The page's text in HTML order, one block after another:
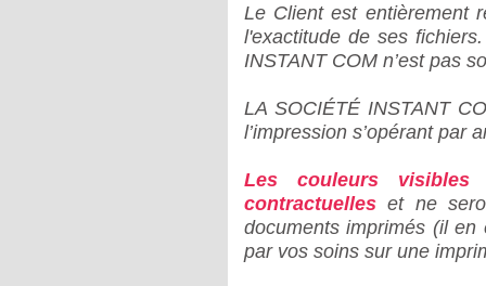
Le Client est entièrement
l'exactitude de ses
INSTANT COM n’est pas
LA SOCIÉTÉ INSTANT
l’impression s’opérant par
Les couleurs
contractuelles et ne
documents imprimés (il
par vos soins sur une